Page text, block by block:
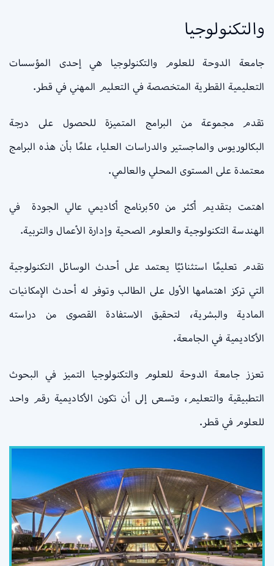
والتكنولوجيا
جامعة الدوحة للعلوم والتكنولوجيا هي إحدى المؤسسات
التعليمية القطرية المتخصصة في التعليم المهني في قطر.
تقدم مجموعة من البرامج المتميزة للحصول على درجة
البكالوريوس والماجستير والدراسات العليا، علمًا بأن هذه البرامج
معتمدة على المستوى المحلي والعالمي.
اهتمت بتقديم أكثر من 50برنامج أكاديمي عالي الجودة في
الهندسة التكنولوجية والعلوم الصحية وإدارة الأعمال والتربية.
تقدم تعليمًا استثنائيًا يعتمد على أحدث الوسائل التكنولوجية
التي تركز اهتمامها الأول على الطالب وتوفر له أحدث الإمكانيات
المادية والبشرية، لتحقيق الاستفادة القصوى من دراسته
الأكاديمية في الجامعة.
تعزز جامعة الدوحة للعلوم والتكنولوجيا التميز في البحوث
التطبيقية والتعليم، وتسعى إلى أن تكون الأكاديمية رقم واحد
للعلوم في قطر.